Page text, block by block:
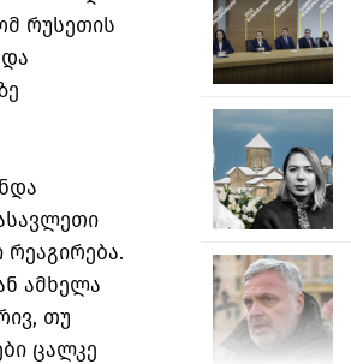
რუსეთის
ამხელა
თუ
ცალკე